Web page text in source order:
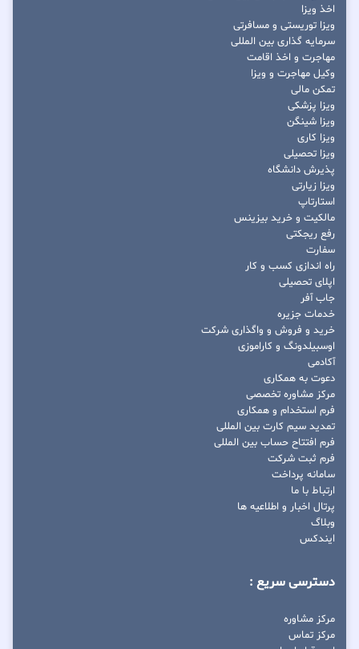
اخذ ویزا
ویزا توریستی و مسافرتی
سرمایه گذاری بین المللی
مهاجرت و اخذ اقامت
وکیل مهاجرت و ویزا
تمکن مالی
ویزا پزشکی
ویزا شینگن
ویزا کاری
ویزا تحصیلی
پذیرش دانشگاه
ویزا زیارتی
استارتاپ
مالکیت و خرید بیزینس
رفع ریجکتی
سفارت
راه اندازی کسب و کار
اپلای تحصیلی
جاب آفر
خدمات جزیره
خرید و فروش و واگذاری شرکت
اوسبیلدونگ و کاراموزی
آکادمی
دعوت به همکاری
مرکز مشاوره تخصصی
فرم استخدام و همکاری
تمدید سیم کارت بین المللی
فرم افتتاح حساب بین المللی
فرم ثبت شرکت
سامانه پرداخت
ارتباط با ما
پرتال اخبار و اطلاعیه ها
وبلاگ
ایندکس
دسترسی سریع :
مرکز مشاوره
مرکز تماس